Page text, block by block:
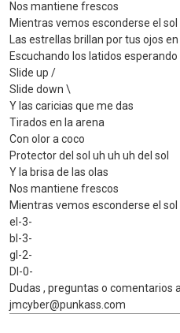
Nos mantiene frescos
Mientras vemos esconderse el sol
Las estrellas brillan por tus ojos
Escuchando los latidos esperando
Slide up /
Slide down \
Y las caricias que me das
Tirados en la arena
Con olor a coco
Protector del sol uh uh uh del sol
Y la brisa de las olas
Nos mantiene frescos
Mientras vemos esconderse el sol
eI-3-
bI-3-
gI-2-
DI-0-
Dudas , preguntas o comentarios
jmcyber@punkass.com